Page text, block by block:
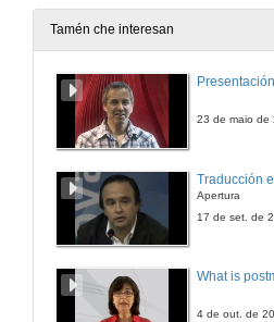
10 de feb. de
Intervención
Intervención
Tamén che interesan
23 de maio de
Apertura
17 de set. de
What is
4 de out. de